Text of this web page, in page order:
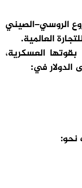
الروسي–الصيني
العالمية.
العسكرية،
الدولار في:
نحو: